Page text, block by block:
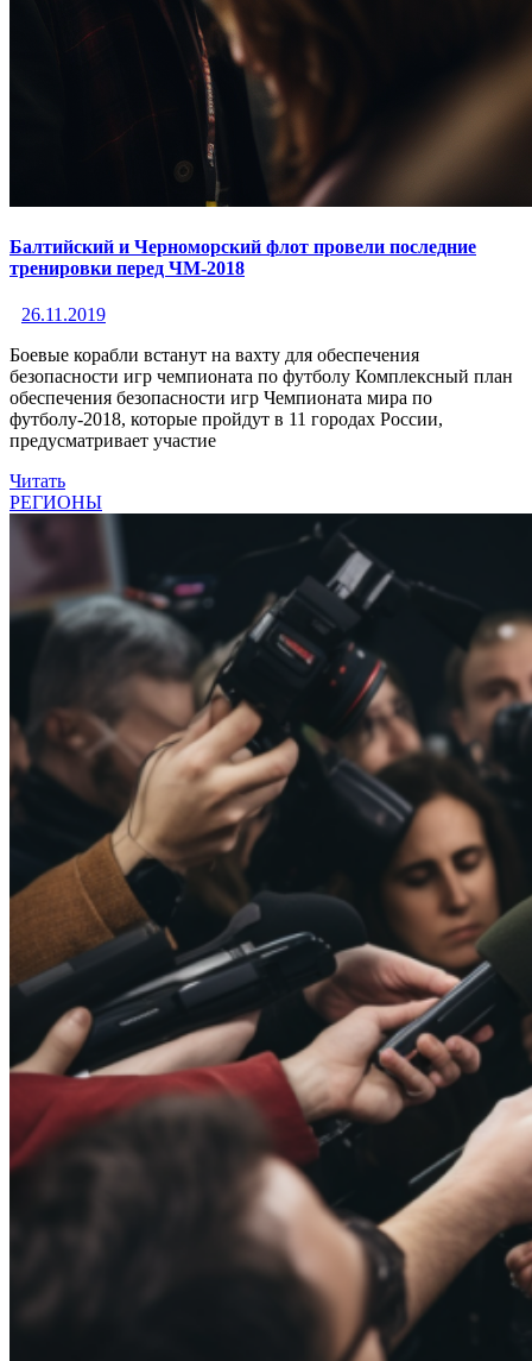
Балтийский и Черноморский флот провели последние
тренировки перед ЧМ-2018
26.11.2019
Боевые корабли встанут на вахту для обеспечения
безопасности игр чемпионата по футболу Комплексный план
обеспечения безопасности игр Чемпионата мира по
футболу-2018, которые пройдут в 11 городах России,
предусматривает участие
Читать
РЕГИОНЫ